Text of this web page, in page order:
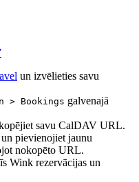
un izvēlieties savu
Bookings galvenajā
savu CalDAV URL.
pievienojiet jaunu
nokopēto URL.
Wink rezervācijas un